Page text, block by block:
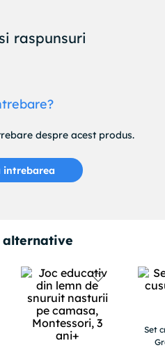
raspunsuri
despre acest produs.
intrebarea
alternative
Set